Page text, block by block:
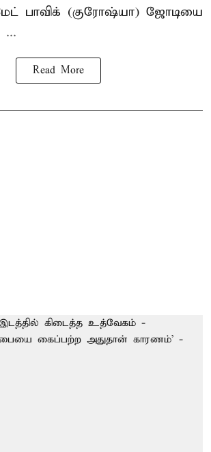
பாவிக் (குரோஷ்யா) ஜோடியை
...
Read More